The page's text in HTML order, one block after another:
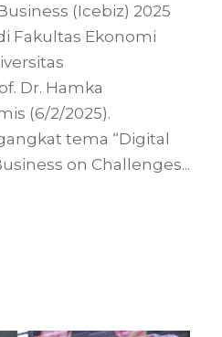
(Icebiz) 2025
Fakultas Ekonomi
Dr. Hamka
(6/2/2025).
tema “Digital
on Challenges...